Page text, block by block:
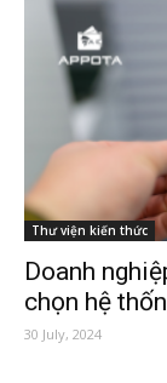
Thư viện kiến thức
Doanh
chọn hệ
30 July, 2024